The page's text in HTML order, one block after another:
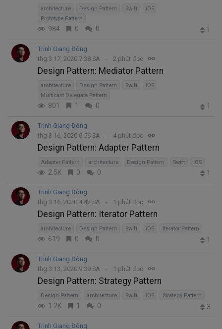
architecture Design Pattern Swift
iOS
Prototype Pattern
984 0 0 1
Trịnh Giang Đông
thg 3 17, 2020 7:38 SA
2 phút đọc
Design Pattern: Mediator Pattern
architecture Design Pattern Swift
iOS
Multicast Delegate Pattern
801 1 0 1
Trịnh Giang Đông
thg 3 16, 2020 6:56 SA
4 phút đọc
Design Pattern: Adapter Pattern
Adapter Pattern architecture Design Pattern Swift iOS
2.5K 0 0 1
Trịnh Giang Đông
thg 3 16, 2020 4:42 SA
1 phút đọc
Design Pattern: Iterator Pattern
architecture Design Pattern Swift iOS Iterator Pattern
619 0 0 1
Trịnh Giang Đông
thg 3 13, 2020 9:39 SA
1 phút đọc
Design Pattern: Strategy Pattern
Design Pattern architecture Swift iOS Strategy Pattern
1.2K 1 0 3
Trịnh Giang Đông